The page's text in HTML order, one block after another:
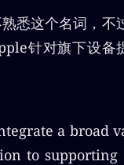
悉这个名词，
针对旗下设备
a broad
to